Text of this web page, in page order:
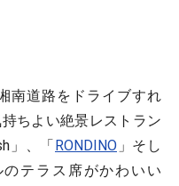
南道路をドライブすれ
ちよい絶景レストラン
」、「RONDINO 」そし
テラス席がかわいい